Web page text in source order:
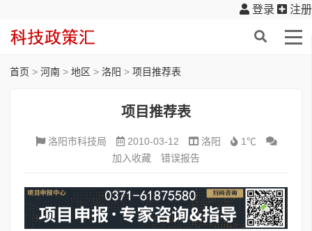
登录 注册
首页 > 河南 > 地区 > 洛阳 > 项目推荐表
项目推荐表
洛阳市科技局 2010-03-12 洛阳
1℃
加入收藏
错误报告